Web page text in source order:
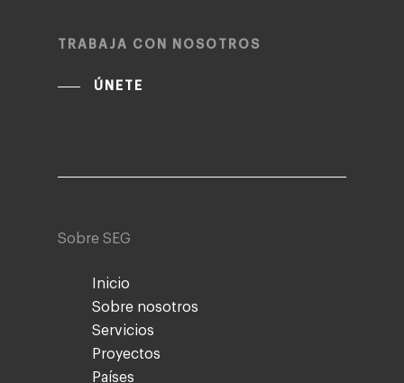
TRABAJA CON NOSOTROS
ÚNETE
Sobre SEG
Inicio
Sobre nosotros
Servicios
Proyectos
Países